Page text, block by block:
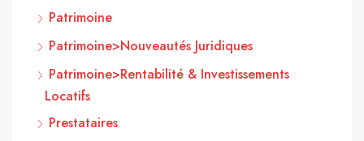
Patrimoine
Patrimoine>Nouveautés Juridiques
Patrimoine>Rentabilité & Investissements
Locatifs
Prestataires